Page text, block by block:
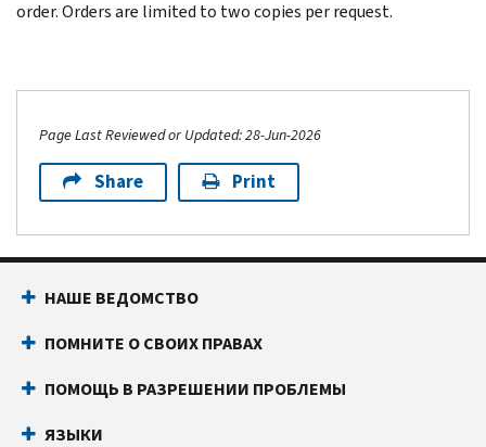
order. Orders are limited to two copies per request.
Page Last Reviewed or Updated: 28-Jun-2026
Share Print
НАШЕ ВЕДОМСТВО
ПОМНИТЕ О СВОИХ ПРАВАХ
ПОМОЩЬ В РАЗРЕШЕНИИ ПРОБЛЕМЫ
ЯЗЫКИ